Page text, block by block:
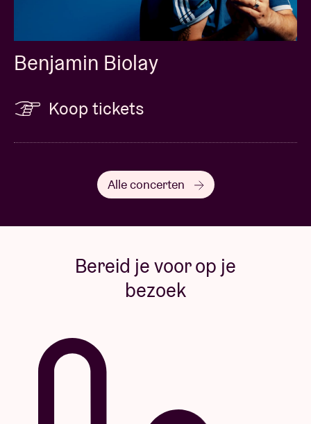
Benjamin Biolay
Koop tickets
Alle concerten
Bereid je voor op je
bezoek